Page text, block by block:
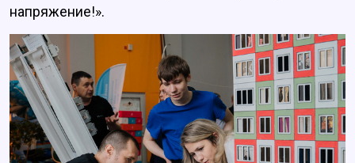
напряжение!».